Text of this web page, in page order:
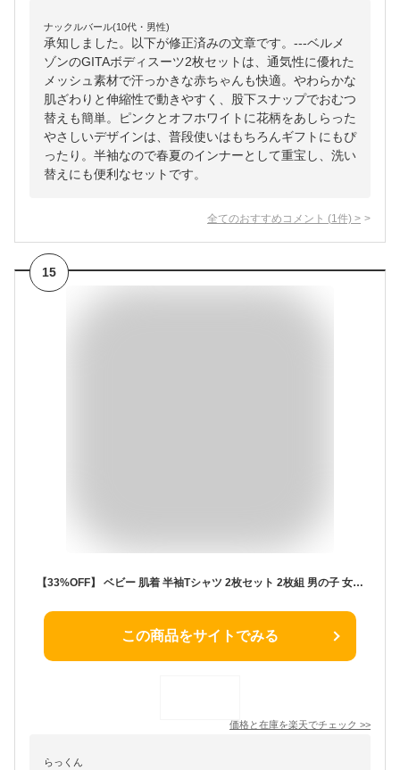
ナックルバール(10代・男性)
承知しました。以下が修正済みの文章です。---ベルメ
ゾンのGITAボディスーツ2枚セットは、通気性に優れた
メッシュ素材で汗っかきな赤ちゃんも快適。やわらかな
肌ざわりと伸縮性で動きやすく、股下スナップでおむつ
替えも簡単。ピンクとオフホワイトに花柄をあしらった
やさしいデザインは、普段使いはもちろんギフトにもぴ
ったり。半袖なので春夏のインナーとして重宝し、洗い
替えにも便利なセットです。
全てのおすすめコメント (1 件) >
15
【33%OFF】 ベビー 肌着 半袖Tシャツ 2枚セット 2枚組 男の子 女の子 ニットキルト 薄中綿 ふっくらしっかり保温 綿 コットン 半袖 アンダーウェア ( 80-95cm ) パン 動物 ネコ ねこ 猫 雪だるま プリント 総柄 子供用 下着 丸首 秋 冬 春 子供服 80 90 95 キッズ
この商品をサイトでみる
価格と在庫を楽天でチェック >>
らっくん